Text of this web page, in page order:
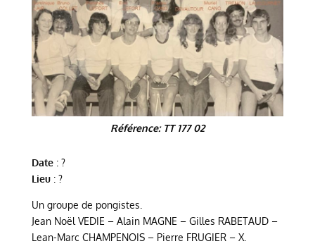
Référence: TT 177 02
Date: ?
Lieu: ?
Un groupe de pongistes.
Jean Noël VEDIE – Alain MAGNE – Gilles RABETAUD –
Lean-Marc CHAMPENOIS – Pierre FRUGIER – X.